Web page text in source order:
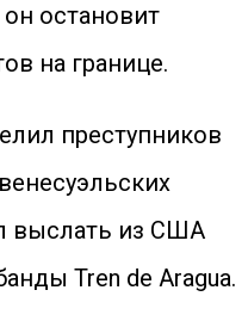
остановит
на границе.
преступников
выслать из США
Tren de Aragua.